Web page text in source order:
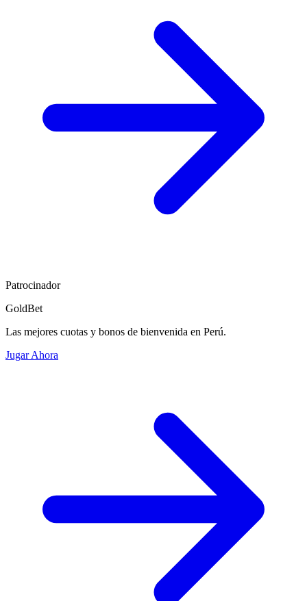
Patrocinador
GoldBet
Las mejores cuotas y bonos de bienvenida en Perú.
Jugar Ahora